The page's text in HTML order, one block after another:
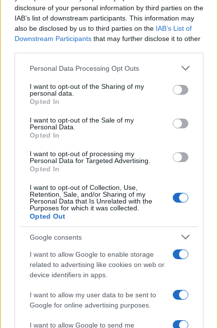
disclosure of your personal information by third parties on the
IAB’s list of downstream participants. This information may
also be disclosed by us to third parties on the IAB’s List of
Downstream Participants that may further disclose it to other
Please note that this website/app uses one or more Google
not limited to your visit or usage behaviour. You may click to
grant or deny consent to Google and its third-party tags to
use your data for below specified purposes in below Google
consent section.
Personal Data Processing Opt Outs
I want to opt-out of the Sharing of my
personal data.
Opted In
I want to opt-out of the Sale of my
Personal Data.
Opted In
I want to opt-out of processing my
Personal Data for Targeted Advertising.
Opted In
I want to opt-out of Collection, Use,
Retention, Sale, and/or Sharing of my
Personal Data that Is Unrelated with the
Purposes for which it was collected.
Opted Out
Google consents
I want to allow Google to enable storage
related to advertising like cookies on web or
device identifiers in apps.
I want to allow my user data to be sent to
Google for online advertising purposes.
I want to allow Google to send me
Δείτε αυτή τη δημοσίευση στο Instagram.
Η δημοσίευση κοινοποιήθηκε από το χρήστη FORMULA 1® (@f1)
ΑύριοΣάββατο, τη νύχτα, ώρα Ελλάδος
τρίτο σκέλος των ελεύθερων δοκιμαστικών